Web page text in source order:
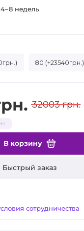
недель
32003 грн.
В корзину
Быстрый заказ
сотрудничества
80 (+23540грн.)